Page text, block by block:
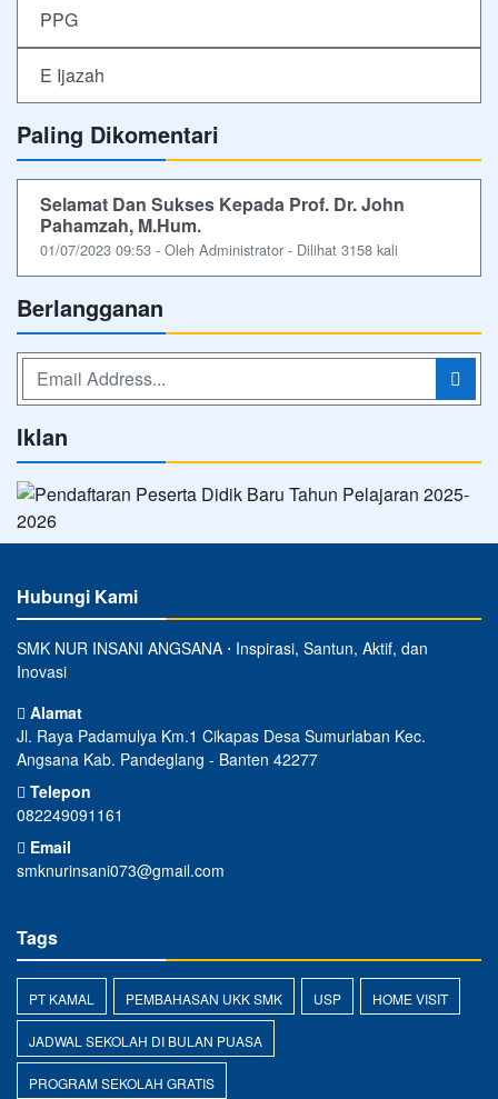
PPG
E Ijazah
Paling Dikomentari
Selamat Dan Sukses Kepada Prof. Dr. John
Pahamzah, M.Hum.
01/07/2023 09:53 - Oleh Administrator - Dilihat 3158 kali
Berlangganan
Iklan
Hubungi Kami
SMK NUR INSANI ANGSANA ⋅ Inspirasi, Santun, Aktif, dan
Inovasi
Alamat
Jl. Raya Padamulya Km.1 Cikapas Desa Sumurlaban Kec.
Angsana Kab. Pandeglang - Banten 42277
Telepon
082249091161
Email
smknurinsani073@gmail.com
Tags
PT KAMAL PEMBAHASAN UKK SMK USP HOME VISIT
JADWAL SEKOLAH DI BULAN PUASA
PROGRAM SEKOLAH GRATIS